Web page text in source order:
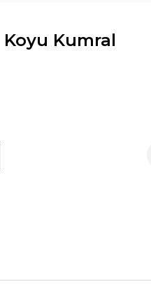
Koyu Kumral